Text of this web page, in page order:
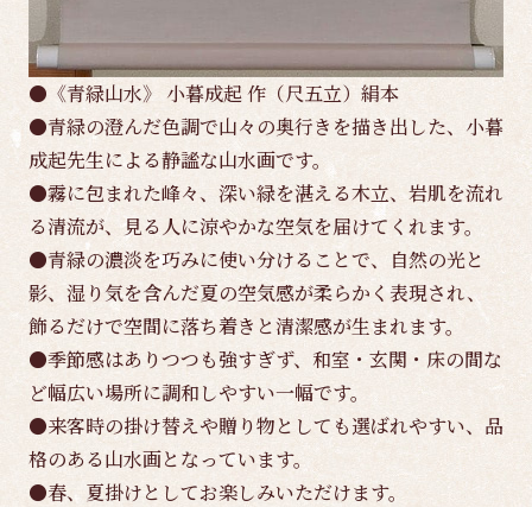
●《青緑山水》 小暮成起 作（尺五立）絹本
●青緑の澄んだ色調で山々の奥行きを描き出した、小暮
成起先生による静謐な山水画です。
●霧に包まれた峰々、深い緑を湛える木立、岩肌を流れ
る清流が、見る人に涼やかな空気を届けてくれます。
●青緑の濃淡を巧みに使い分けることで、自然の光と
影、湿り気を含んだ夏の空気感が柔らかく表現され、
飾るだけで空間に落ち着きと清潔感が生まれます。
●季節感はありつつも強すぎず、和室・玄関・床の間な
ど幅広い場所に調和しやすい一幅です。
●来客時の掛け替えや贈り物としても選ばれやすい、品
格のある山水画となっています。
●春、夏掛けとしてお楽しみいただけます。